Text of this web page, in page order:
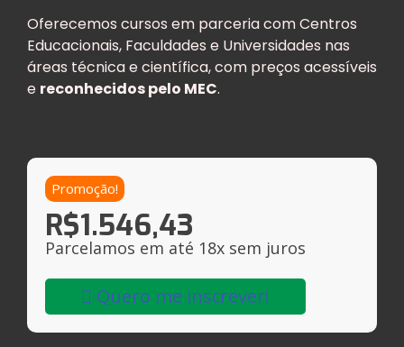
Oferecemos cursos em parceria com Centros
Educacionais, Faculdades e Universidades nas
áreas técnica e científica, com preços acessíveis
e reconhecidos pelo MEC.
Promoção!
R$1.546,43
Parcelamos em até 18x sem juros
Quero me inscrever!